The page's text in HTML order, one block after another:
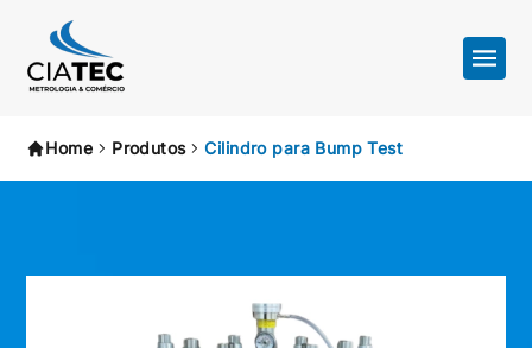
Home Produtos Cilindro para Bump Test